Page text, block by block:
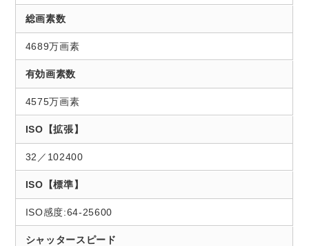
総画素数
4689万画素
有効画素数
4575万画素
ISO【拡張】
32／102400
ISO【標準】
ISO感度:64-25600
シャッタースピード